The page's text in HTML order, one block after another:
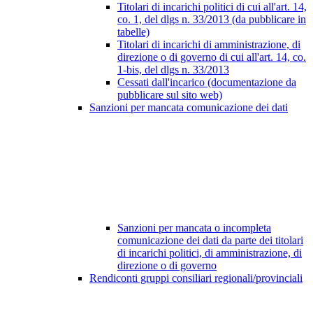
Titolari di incarichi politici di cui all'art. 14,
co. 1, del dlgs n. 33/2013 (da pubblicare in
tabelle)
Titolari di incarichi di amministrazione, di
direzione o di governo di cui all'art. 14, co.
1-bis, del dlgs n. 33/2013
Cessati dall'incarico (documentazione da
pubblicare sul sito web)
Sanzioni per mancata comunicazione dei dati
Sanzioni per mancata o incompleta
comunicazione dei dati da parte dei titolari
di incarichi politici, di amministrazione, di
direzione o di governo
Rendiconti gruppi consiliari regionali/provinciali